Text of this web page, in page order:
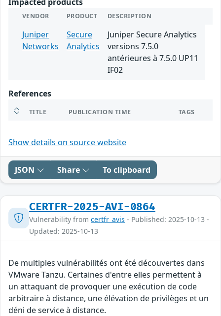
VENDOR PRODUCT DESCRIPTION
Juniper
Networks
Secure
Analytics
Juniper Secure Analytics
versions 7.5.0
antérieures à 7.5.0 UP11
IF02
References
TITLE PUBLICATION TIME TAGS
Show details on source website
JSON Share To clipboard
CERTFR-2025-AVI-0864
Vulnerability from certfr_avis - Published: 2025-10-13 -
Updated: 2025-10-13
De multiples vulnérabilités ont été découvertes dans
VMware Tanzu. Certaines d'entre elles permettent à
un attaquant de provoquer une exécution de code
arbitraire à distance, une élévation de privilèges et un
déni de service à distance.